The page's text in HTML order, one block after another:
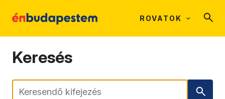
ROVATOK
Keresés
Keresés